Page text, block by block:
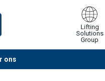
Lifting
Solutions
Group
ons
Verder winkelen